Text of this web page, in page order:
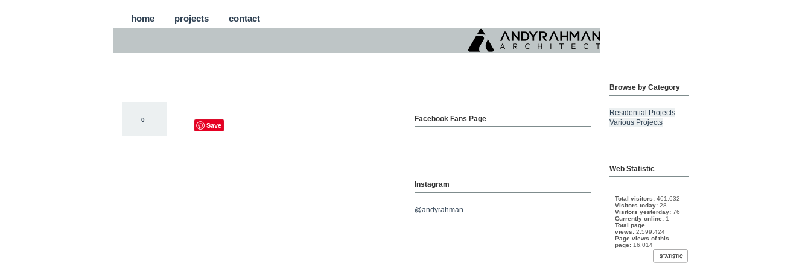
home projects contact
0
Save
Facebook Fans Page
Instagram
@andyrahman
Browse by Category
Residential Projects
Various Projects
Web Statistic
Total visitors: 461,632
Visitors today: 28
Visitors yesterday: 76
Currently online: 1
Total page
views: 2,599,424
Page views of this
page: 16,014